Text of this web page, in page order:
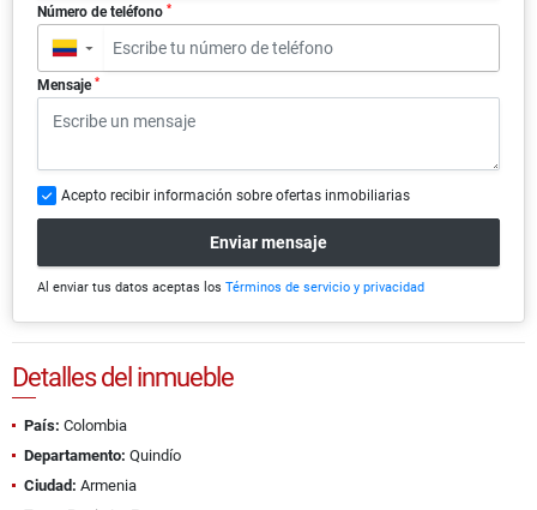
Número de teléfono *
▼
Mensaje *
Acepto recibir información sobre ofertas inmobiliarias
Enviar mensaje
Al enviar tus datos aceptas los Términos de servicio y privacidad
Detalles del inmueble
País: Colombia
Departamento: Quindío
Ciudad: Armenia